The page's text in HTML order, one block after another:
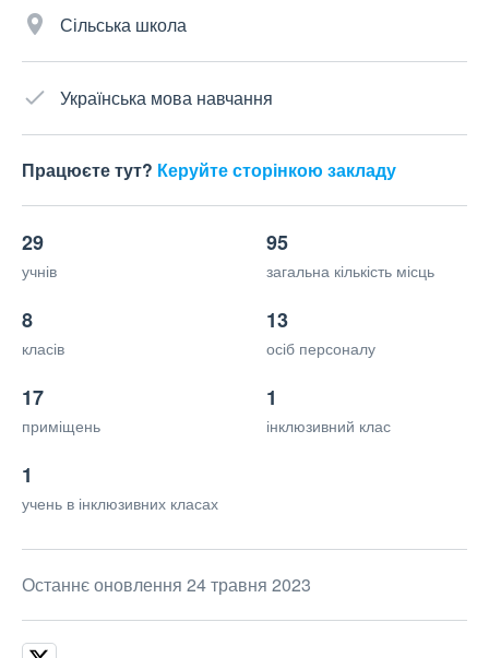
Сільська школа
Українська мова навчання
Працюєте тут? Керуйте сторінкою закладу
29
учнів
95
загальна кількість місць
8
класів
13
осіб персоналу
17
приміщень
1
інклюзивний клас
1
учень в інклюзивних класах
Останнє оновлення 24 травня 2023